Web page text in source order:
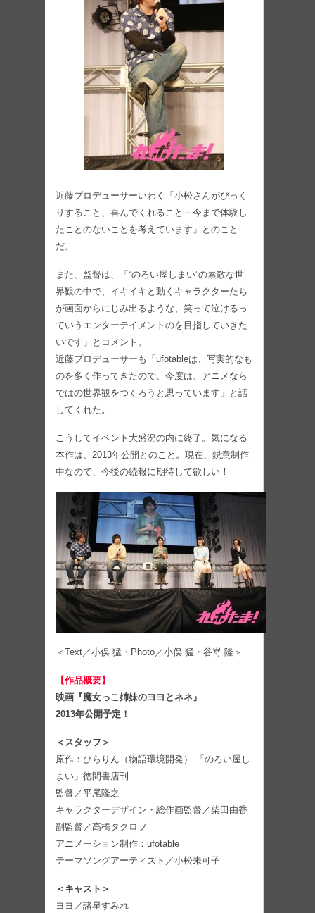
近藤プロデューサーいわく「小松さんがびっく
りすること、喜んでくれること＋今まで体験し
たことのないことを考えています」とのこと
だ。
また、監督は、「“のろい屋しまい”の素敵な世
界観の中で、イキイキと動くキャラクターたち
が画面からにじみ出るような、笑って泣けるっ
ていうエンターテイメントのを目指していきた
いです」とコメント。
近藤プロデューサーも「ufotableは、写実的なも
のを多く作ってきたので、今度は、アニメなら
ではの世界観をつくろうと思っています」と話
してくれた。
こうしてイベント大盛況の内に終了。気になる
本作は、2013年公開とのこと。現在、鋭意制作
中なので、今後の続報に期待して欲しい！
＜Text／小俣 猛・Photo／小俣 猛・谷嵜 隆＞
【作品概要】
映画『魔女っこ姉妹のヨヨとネネ』
2013年公開予定！
＜スタッフ＞
原作：ひらりん（物語環境開発） 「のろい屋し
まい」徳間書店刊
監督／平尾隆之
キャラクターデザイン・総作画監督／柴田由香
副監督／高橋タクロヲ
アニメーション制作：ufotable
テーマソングアーティスト／小松未可子
＜キャスト＞
ヨヨ／諸星すみれ